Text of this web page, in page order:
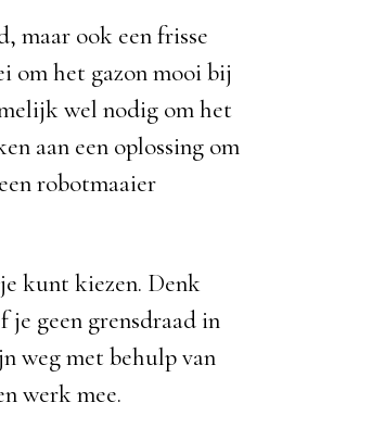
maar ook een frisse
om het gazon mooi bij
wel nodig om het
aan een oplossing om
robotmaaier
kunt kiezen. Denk
je geen grensdraad in
weg met behulp van
werk mee.